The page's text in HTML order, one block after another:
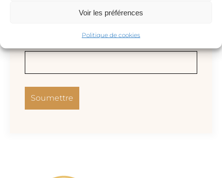
Voir les préférences
Politique de cookies